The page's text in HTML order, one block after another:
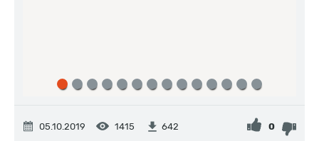
05.10.2019 1415 642 0